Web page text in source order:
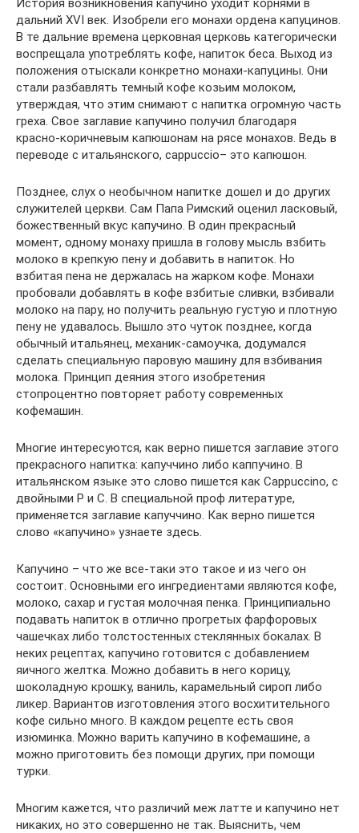
дальний XVI век. Изобрели его монахи ордена капуцинов.
В те дальние времена церковная церковь категорически
воспрещала употреблять кофе, напиток беса. Выход из
положения отыскали конкретно монахи-капуцины. Они
стали разбавлять темный кофе козьим молоком,
утверждая, что этим снимают с напитка огромную часть
греха. Свое заглавие капучино получил благодаря
красно-коричневым капюшонам на рясе монахов. Ведь в
переводе с итальянского, cappuccio– это капюшон.
Позднее, слух о необычном напитке дошел и до других
служителей церкви. Сам Папа Римский оценил ласковый,
божественный вкус капучино. В один прекрасный
момент, одному монаху пришла в голову мысль взбить
молоко в крепкую пену и добавить в напиток. Но
взбитая пена не держалась на жарком кофе. Монахи
пробовали добавлять в кофе взбитые сливки, взбивали
молоко на пару, но получить реальную густую и плотную
пену не удавалось. Вышло это чуток позднее, когда
обычный итальянец, механик-самоучка, додумался
сделать специальную паровую машину для взбивания
молока. Принцип деяния этого изобретения
стопроцентно повторяет работу современных
кофемашин.
Многие интересуются, как верно пишется заглавие этого
прекрасного напитка: капуччино либо каппучино. В
итальянском языке это слово пишется как Cappuccino, с
двойными P и C. В специальной проф литературе,
применяется заглавие капуччино. Как верно пишется
слово «капучино» узнаете здесь.
Капучино – что же все-таки это такое и из чего он
состоит. Основными его ингредиентами являются кофе,
молоко, сахар и густая молочная пенка. Принципиально
подавать напиток в отлично прогретых фарфоровых
чашечках либо толстостенных стеклянных бокалах. В
неких рецептах, капучино готовится с добавлением
яичного желтка. Можно добавить в него корицу,
шоколадную крошку, ваниль, карамельный сироп либо
ликер. Вариантов изготовления этого восхитительного
кофе сильно много. В каждом рецепте есть своя
изюминка. Можно варить капучино в кофемашине, а
можно приготовить без помощи других, при помощи
турки.
Многим кажется, что различий меж латте и капучино нет
никаких, но это совершенно не так. Выяснить, чем